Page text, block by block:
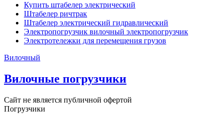
Купить штабелер электрический
Штабелер ричтрак
Штабелер электрический гидравлический
Электропогрузчик вилочный электропогрузчик
Электротележки для перемещения грузов
Вилочный
Вилочные погрузчики
Сайт не является публичной офертой
Погрузчики